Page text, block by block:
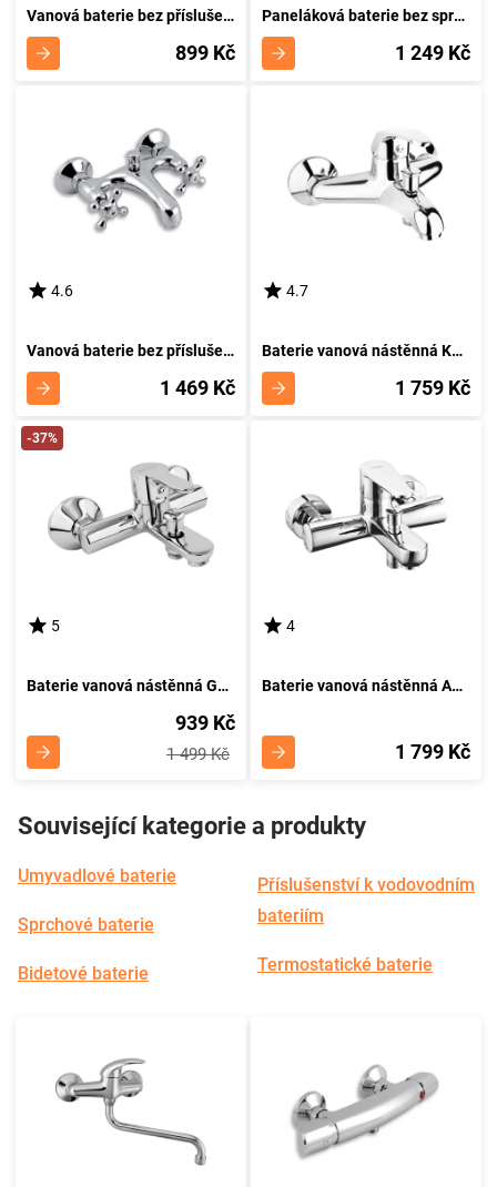
Vanová baterie bez příslušenství 100 mm Titania Neon chrom NOVASERVIS 93024/1,0
899 Kč
Paneláková baterie bez sprchy 100 mm Titania Neon chrom NOVASERVIS 93075/1,0
1 249 Kč
4.6
Vanová baterie bez příslušenství 150 mm Retro II chrom NOVASERVIS 99120/1,0
1 469 Kč
4.7
Baterie vanová nástěnná KRZEM
1 759 Kč
-37%
5
Baterie vanová nástěnná GRANAT
939 Kč
1 499 Kč
4
Baterie vanová nástěnná ALGEO , chrom
1 799 Kč
Související kategorie a produkty
Umyvadlové baterie
Sprchové baterie
Bidetové baterie
Příslušenství k vodovodním
bateriím
Termostatické baterie